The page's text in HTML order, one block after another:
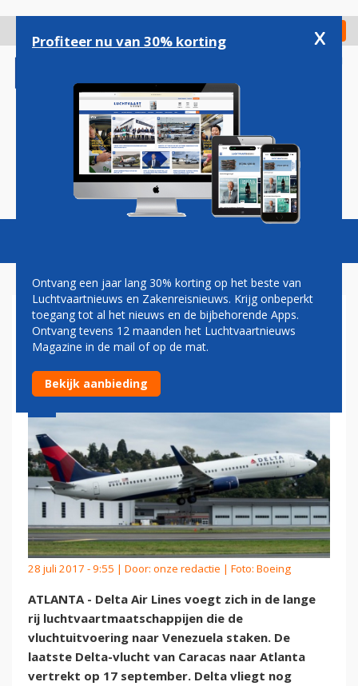
gaan
Check in
Magazine Podcasts Vacatures
OOK DELTA HOUDT HET VOOR
GEZIEN IN VENEZUELA
28 juli 2017 - 9:55 | Door: onze redactie | Foto: Boeing
ATLANTA - Delta Air Lines voegt zich in de lange
rij luchtvaartmaatschappijen die de
vluchtuitvoering naar Venezuela staken. De
laatste Delta-vlucht van Caracas naar Atlanta
vertrekt op 17 september. Delta vliegt nog
Profiteer nu van 30% korting x
Ontvang een jaar lang 30% korting op het beste van
Luchtvaartnieuws en Zakenreisnieuws. Krijg onbeperkt
toegang tot al het nieuws en de bijbehorende Apps.
Ontvang tevens 12 maanden het Luchtvaartnieuws
Magazine in de mail of op de mat.
Bekijk aanbieding